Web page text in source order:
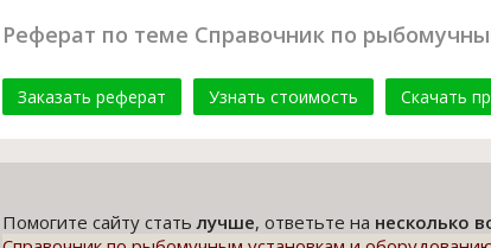
Реферат по теме Справочник по
Заказать реферат Узнать стоимость Скачать
Помогите сайту статьлучше, ответьте на несколько